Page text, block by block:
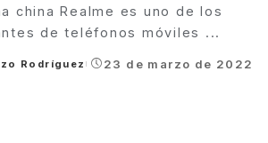
china Realme es uno de los
de teléfonos móviles ...
Rodríguez 23 de marzo de 2022